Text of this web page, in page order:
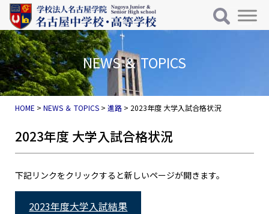
コンテンツへスキップ
メインナビゲーション
NEWS ＆ TOPICS
HOME >NEWS ＆ TOPICS >進路 > 2023年度 大学入試合格状況
2023年度 大学入試合格状況
下記リンクをクリックすると新しいページが開きます。
2023年度大学入試結果